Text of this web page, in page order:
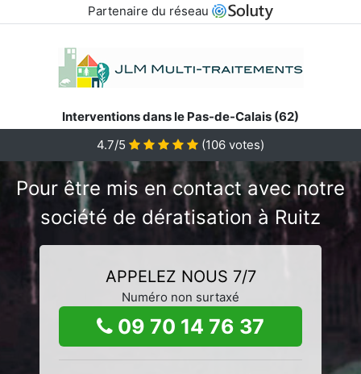
Partenaire du réseau
Interventions dans le Pas-de-Calais (62)
4.7/5
(106 votes)
Pour être mis en contact avec notre
société de dératisation à Ruitz
APPELEZ NOUS 7/7
Numéro non surtaxé
09 70 14 76 37